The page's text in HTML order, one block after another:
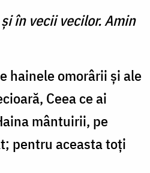
în vecii vecilor. Amin
hainele omorârii şi ale
Ceea ce ai
mântuirii, pe
pentru aceasta toţi